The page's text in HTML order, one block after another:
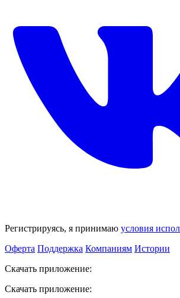
Регистрируясь, я принимаю условия
Оферта Поддержка Компаниям Истории
Скачать приложение:
Скачать приложение: